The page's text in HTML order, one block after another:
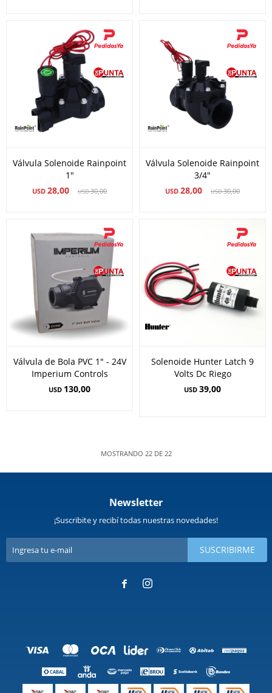
Válvula Solenoide Rainpoint
1"
USD 28,00 USD30,00
Válvula Solenoide Rainpoint
3/4"
USD 28,00 USD30,00
Válvula de Bola PVC 1" - 24V
Imperium Controls
USD 130,00
Solenoide Hunter Latch 9
Volts Dc Riego
USD 39,00
MOSTRANDO 22DE 22
Newsletter
¡Suscribite y recibí todas nuestras novedades!
SUSCRIBIRME
 